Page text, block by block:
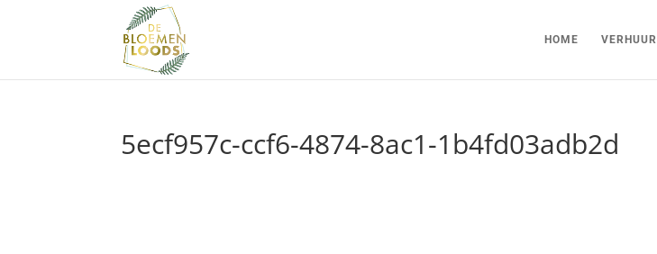
HOME VERHUUR
5ecf957c-ccf6-4874-8ac1-1b4fd03adb2d